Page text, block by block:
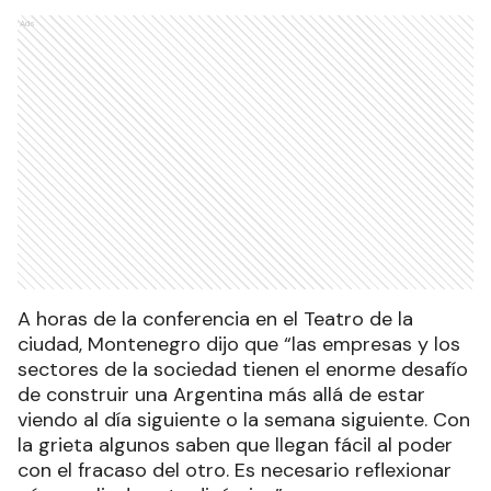
Ads
A horas de la conferencia en el Teatro de la
ciudad, Montenegro dijo que “las empresas y los
sectores de la sociedad tienen el enorme desafío
de construir una Argentina más allá de estar
viendo al día siguiente o la semana siguiente. Con
la grieta algunos saben que llegan fácil al poder
con el fracaso del otro. Es necesario reflexionar